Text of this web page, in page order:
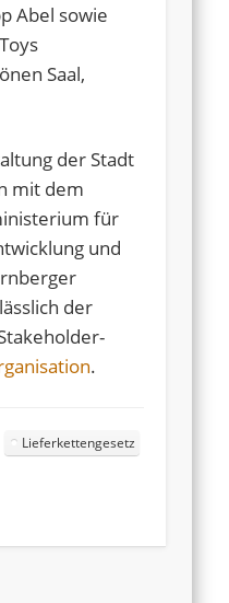
Abel sowie
Saal,
der Stadt
mit dem
für
und
der
.
Lieferkettengesetz